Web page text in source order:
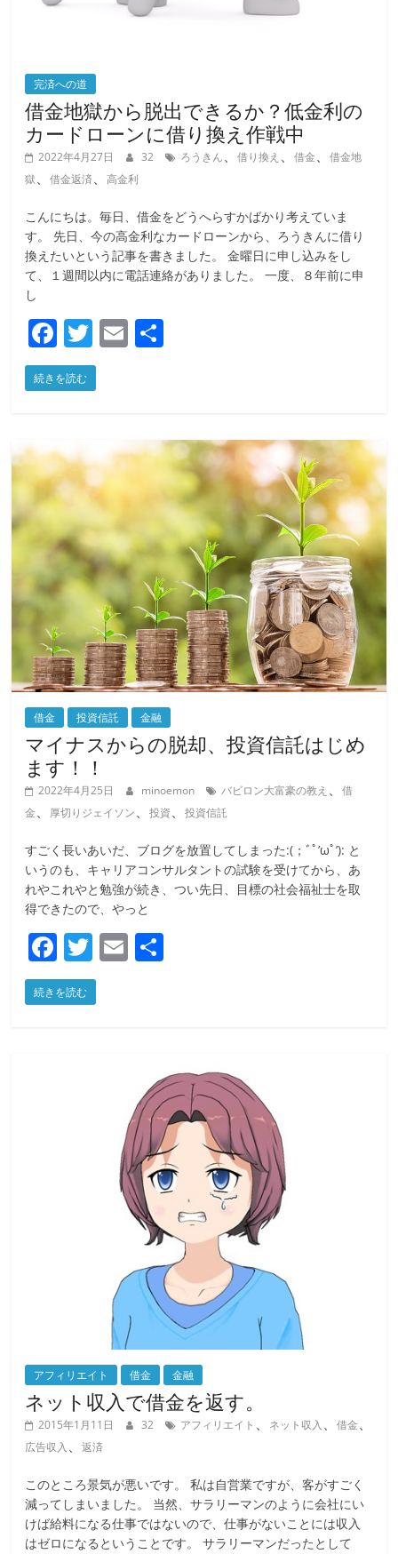
完済への道
借金地獄から脱出できるか？低金利の
カードローンに借り換え作戦中
2022年4月27日 32 ろうきん、借り換え 、借金、借金地
獄、借金返済、高金利
こんにちは。毎日、借金をどうへらすかばかり考えていま
す。 先日、今の高金利なカードローンから、ろうきんに借り
換えたいという記事を書きました。 金曜日に申し込みをし
て、１週間以内に電話連絡がありました。 一度、８年前に申
し
F
a
c
b
o
o
k
T
w
itt
E
続きを読む
借金 投資信託 金融
マイナスからの脱却、投資信託はじめ
ます！！
2022年4月25日 minoemon バビロン大富豪の教え 、借
金、 厚切りジェイソン、投資、投資信託
すごく長いあいだ、ブログを放置してしまった:(；ﾞﾟ’ωﾟ’): と
いうのも、キャリアコンサルタントの試験を受けてから、あ
れやこれやと勉強が続き、つい先日、目標の社会福祉士を取
得できたので、やっと
F
a
c
T
w
itt
E
続きを読む
アフィリエイト 借金 金融
ネット収入で借金を返す。
2015年1月11日 32 アフィリエイト 、 ネット収入 、借金、
広告収入 、返済
このところ景気が悪いです。 私は自営業ですが、客がすごく
減ってしまいました。 当然、サラリーマンのように会社にい
けば給料になる仕事ではないので、仕事がないことには収入
はゼロになるということです。 サラリーマンだったとして